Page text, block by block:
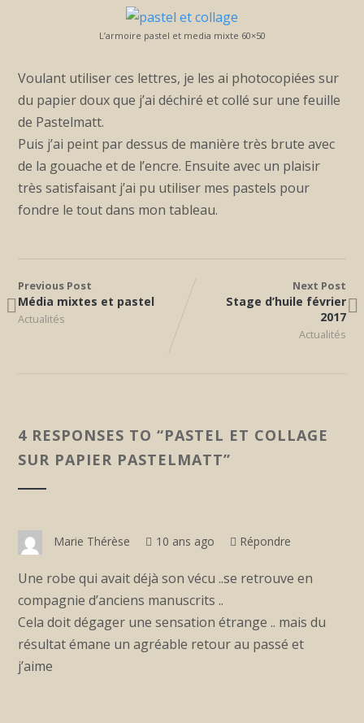
L’armoire pastel et media mixte 60×50
Voulant utiliser ces lettres, je les ai photocopiées sur
du papier doux que j’ai déchiré et collé sur une feuille
de Pastelmatt.
Puis j’ai peint par dessus de manière très brute avec
de la gouache et de l’encre. Ensuite avec un plaisir
très satisfaisant j’ai pu utiliser mes pastels pour
fondre le tout dans mon tableau.
Previous Post
Média mixtes et pastel
Actualités
Next Post
Stage d’huile février
2017
Actualités
4 RESPONSES TO “PASTEL ET COLLAGE
SUR PAPIER PASTELMATT”
Marie Thérèse 10 ans ago Répondre
Une robe qui avait déjà son vécu ..se retrouve en
compagnie d’anciens manuscrits ..
Cela doit dégager une sensation étrange .. mais du
résultat émane un agréable retour au passé et
j’aime